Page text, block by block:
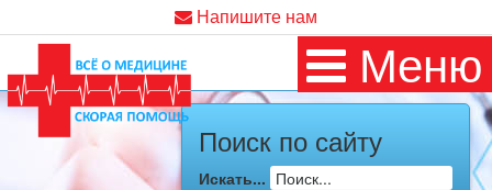
Напишите нам
Меню
Поиск по сайту
Искать...